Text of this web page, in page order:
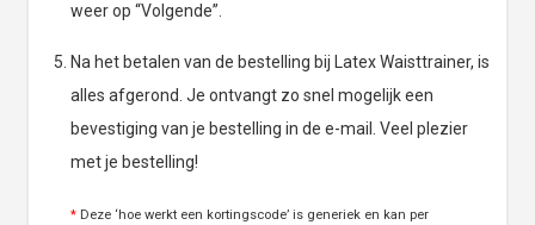
weer op “Volgende”.
Na het betalen van de bestelling bij Latex Waisttrainer, is
alles afgerond. Je ontvangt zo snel mogelijk een
bevestiging van je bestelling in de e-mail. Veel plezier
met je bestelling!
* Deze ‘hoe werkt een kortingscode’ is generiek en kan per